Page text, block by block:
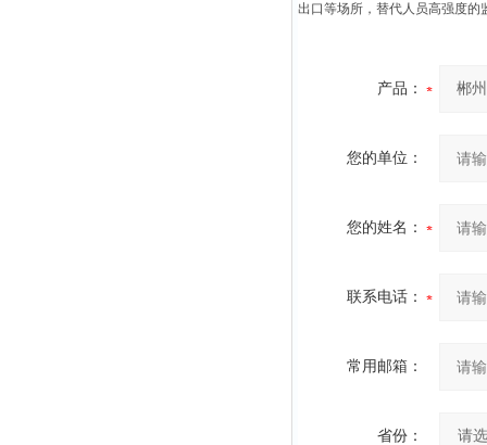
出口等场所，替代人员高强度的
产品：
您的单位：
您的姓名：
联系电话：
常用邮箱：
省份：